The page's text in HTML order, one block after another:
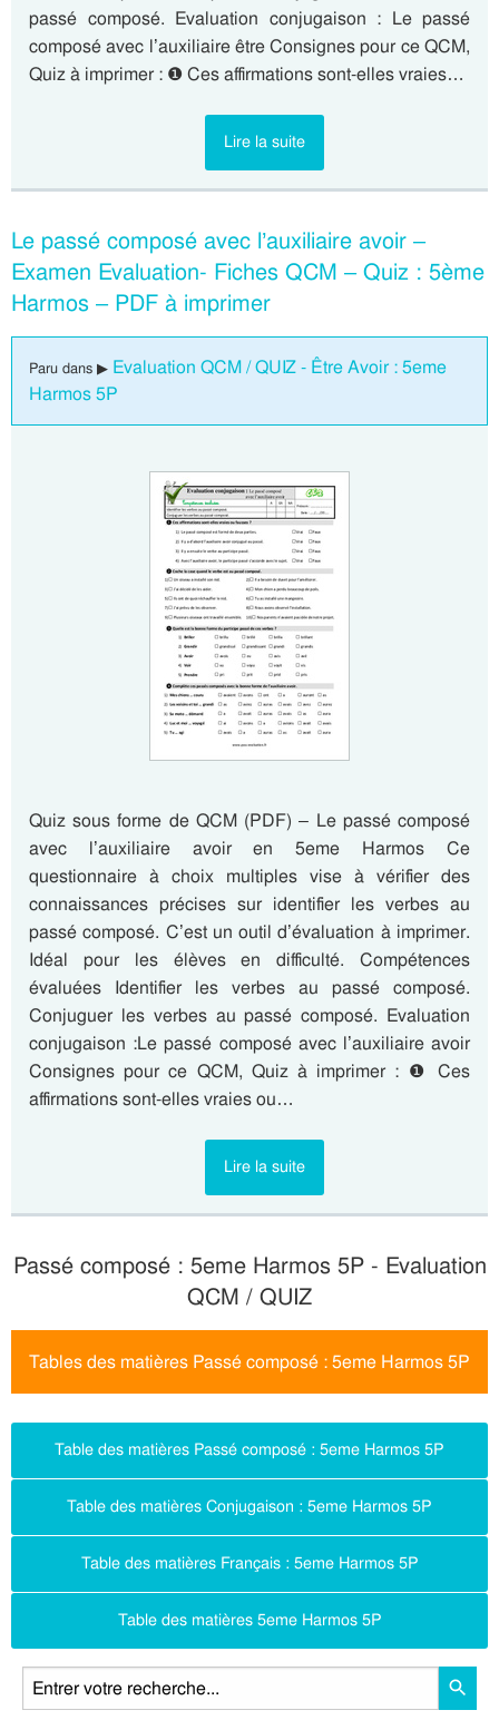
passé composé. Evaluation conjugaison : Le passé
composé avec l’auxiliaire être Consignes pour ce QCM,
Quiz à imprimer : ❶ Ces affirmations sont-elles vraies…
Lire la suite
Le passé composé avec l’auxiliaire avoir –
Examen Evaluation- Fiches QCM – Quiz : 5ème
Harmos – PDF à imprimer
Paru dans ▶ Evaluation QCM / QUIZ - Être Avoir : 5eme
Harmos 5P
Quiz sous forme de QCM (PDF) – Le passé composé
avec l’auxiliaire avoir en 5eme Harmos Ce
questionnaire à choix multiples vise à vérifier des
connaissances précises sur identifier les verbes au
passé composé. C’est un outil d’évaluation à imprimer.
Idéal pour les élèves en difficulté. Compétences
évaluées Identifier les verbes au passé composé.
Conjuguer les verbes au passé composé. Evaluation
conjugaison :Le passé composé avec l’auxiliaire avoir
Consignes pour ce QCM, Quiz à imprimer : ❶ Ces
affirmations sont-elles vraies ou…
Lire la suite
Passé composé : 5eme Harmos 5P - Evaluation
QCM / QUIZ
Tables des matières Passé composé : 5eme Harmos 5P
Table des matières Passé composé : 5eme Harmos 5P
Table des matières Conjugaison : 5eme Harmos 5P
Table des matières Français : 5eme Harmos 5P
Table des matières 5eme Harmos 5P